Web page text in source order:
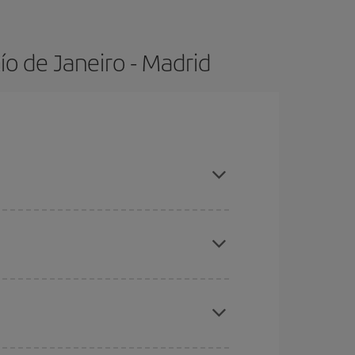
de Janeiro - Madrid